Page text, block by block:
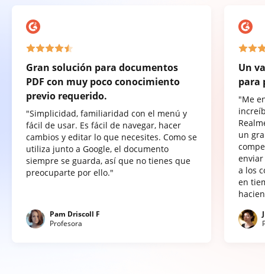
Gran solución para documentos
PDF con muy poco conocimiento
previo requerido.
"Simplicidad, familiaridad con el menú y
fácil de usar. Es fácil de navegar, hacer
cambios y editar lo que necesites. Como se
utiliza junto a Google, el documento
siempre se guarda, así que no tienes que
preocuparte por ello."
Pam Driscoll F
Profesora
Un
para
"Me
un
a los
en